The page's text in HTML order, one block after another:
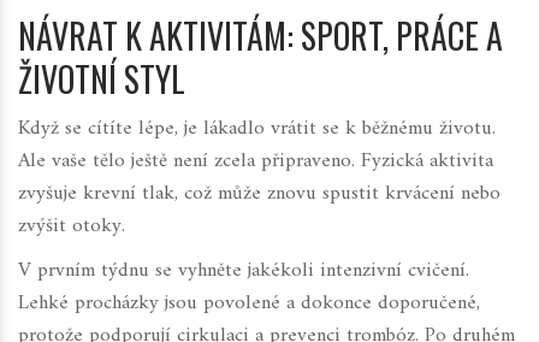
NÁVRAT K AKTIVITÁM: SPORT, PRÁCE A
ŽIVOTNÍ STYL
Když se cítíte lépe, je lákadlo vrátit se k běžnému životu.
Ale vaše tělo ještě není zcela připraveno. Fyzická aktivita
zvyšuje krevní tlak, což může znovu spustit krvácení nebo
zvýšit otoky.
V prvním týdnu se vyhněte jakékoli intenzivní cvičení.
Lehké procházky jsou povolené a dokonce doporučené,